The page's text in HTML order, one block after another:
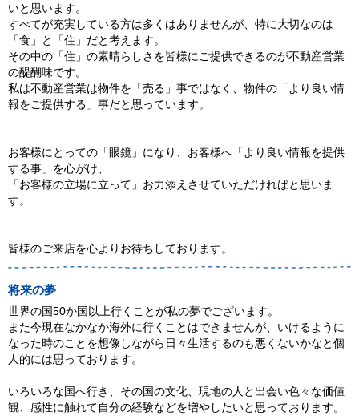
いと思います。
すべてが充実している方は多くはありませんが、特に大切なのは
「食」と「住」だと考えます。
その中の「住」の素晴らしさを皆様にご提供できるのが不動産営業
の醍醐味です。
私は不動産営業は物件を「売る」事ではなく、物件の「より良い情
報をご提供する」事だと思っています。
お客様にとっての「眼鏡」になり、お客様へ「より良い情報を提供
する事」を心がけ、
「お客様の立場に立って」お力添えさせていただければと思いま
す。
皆様のご来店を心よりお待ちしております。
将来の夢
世界の国50か国以上行くことが私の夢でございます。
また今現在なかなか海外に行くことはできませんが、いけるように
なった時のことを想像しながら日々生活するのも悪くないかなと個
人的には思っております。
いろいろな国へ行き、その国の文化、現地の人と出会い色々な価値
観、感性に触れて自分の経験などを増やしたいと思っております。